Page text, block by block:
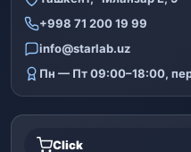
+998 71 200 19 99
info@starlab.uz
Пн — Пт 09:00–18:00,
Click